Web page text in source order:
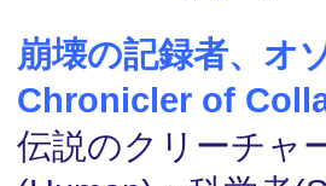
崩壊の記録者、オ
Chronicler of
伝説のクリーチャ